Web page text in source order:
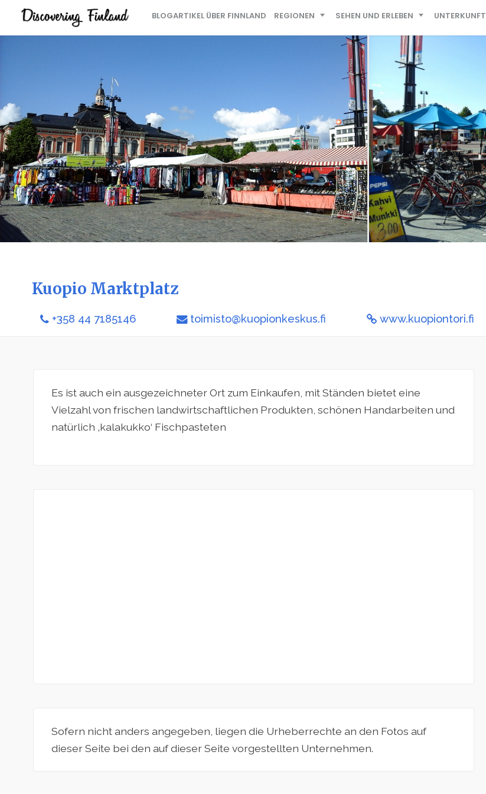
BLOGARTIKEL ÜBER FINNLAND REGIONEN SEHEN UND ERLEBEN UNTERKUNFT
Kuopio Marktplatz
+358 44 7185146 toimisto@kuopionkeskus.fi www.kuopiontori.fi
Es ist auch ein ausgezeichneter Ort zum Einkaufen, mit Ständen bietet eine
Vielzahl von frischen landwirtschaftlichen Produkten, schönen Handarbeiten und
natürlich ‚kalakukko‘ Fischpasteten
Sofern nicht anders angegeben, liegen die Urheberrechte an den Fotos auf
dieser Seite bei den auf dieser Seite vorgestellten Unternehmen.